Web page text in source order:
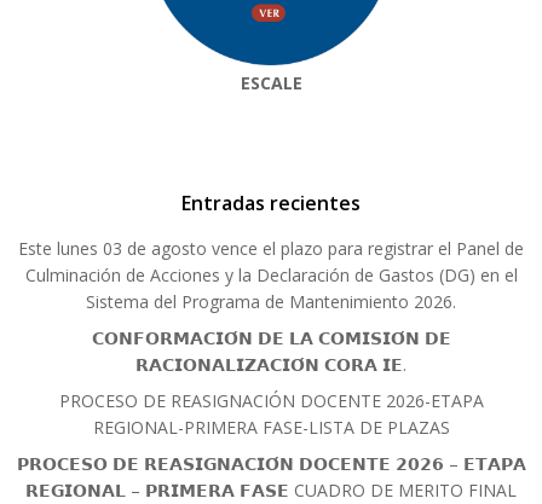
ESCALE
Entradas recientes
Este lunes 03 de agosto vence el plazo para registrar el Panel de
Culminación de Acciones y la Declaración de Gastos (DG) en el
Sistema del Programa de Mantenimiento 2026.
𝗖𝗢𝗡𝗙𝗢𝗥𝗠𝗔𝗖𝗜𝗢́𝗡 𝗗𝗘 𝗟𝗔 𝗖𝗢𝗠𝗜𝗦𝗜𝗢́𝗡 𝗗𝗘
𝗥𝗔𝗖𝗜𝗢𝗡𝗔𝗟𝗜𝗭𝗔𝗖𝗜𝗢́𝗡 𝗖𝗢𝗥𝗔 𝗜𝗘.
PROCESO DE REASIGNACIÓN DOCENTE 2026-ETAPA
REGIONAL-PRIMERA FASE-LISTA DE PLAZAS
𝗣𝗥𝗢𝗖𝗘𝗦𝗢 𝗗𝗘 𝗥𝗘𝗔𝗦𝗜𝗚𝗡𝗔𝗖𝗜𝗢́𝗡 𝗗𝗢𝗖𝗘𝗡𝗧𝗘 𝟮𝟬𝟮𝟲 – 𝗘𝗧𝗔𝗣𝗔
𝗥𝗘𝗚𝗜𝗢𝗡𝗔𝗟 – 𝗣𝗥𝗜𝗠𝗘𝗥𝗔 𝗙𝗔𝗦𝗘 CUADRO DE MERITO FINAL